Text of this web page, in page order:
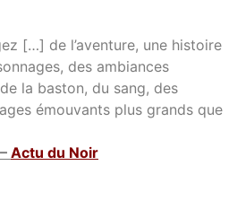
[…] de l’aventure, une histoire
des ambiances
la baston, du sang, des
émouvants plus grands que
Actu du Noir